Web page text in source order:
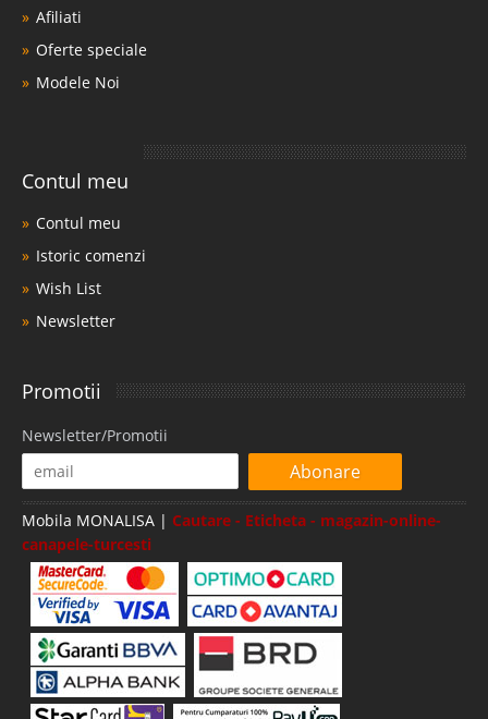
Afiliati
Oferte speciale
Modele Noi
Contul meu
Contul meu
Istoric comenzi
Wish List
Newsletter
Promotii
Newsletter/Promotii
Abonare
Mobila MONALISA | Cautare - Eticheta - magazin-online-
canapele-turcesti